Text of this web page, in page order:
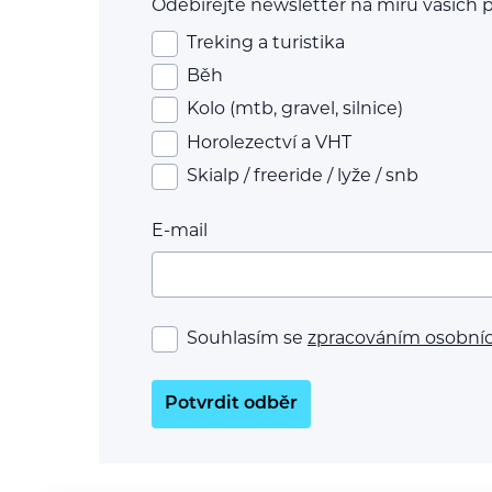
Odebírejte newsletter na míru vašich
Treking a turistika
Běh
Kolo (mtb, gravel, silnice)
Horolezectví a VHT
Skialp / freeride / lyže / snb
E-mail
Souhlasím se zpracováním
Potvrdit odběr